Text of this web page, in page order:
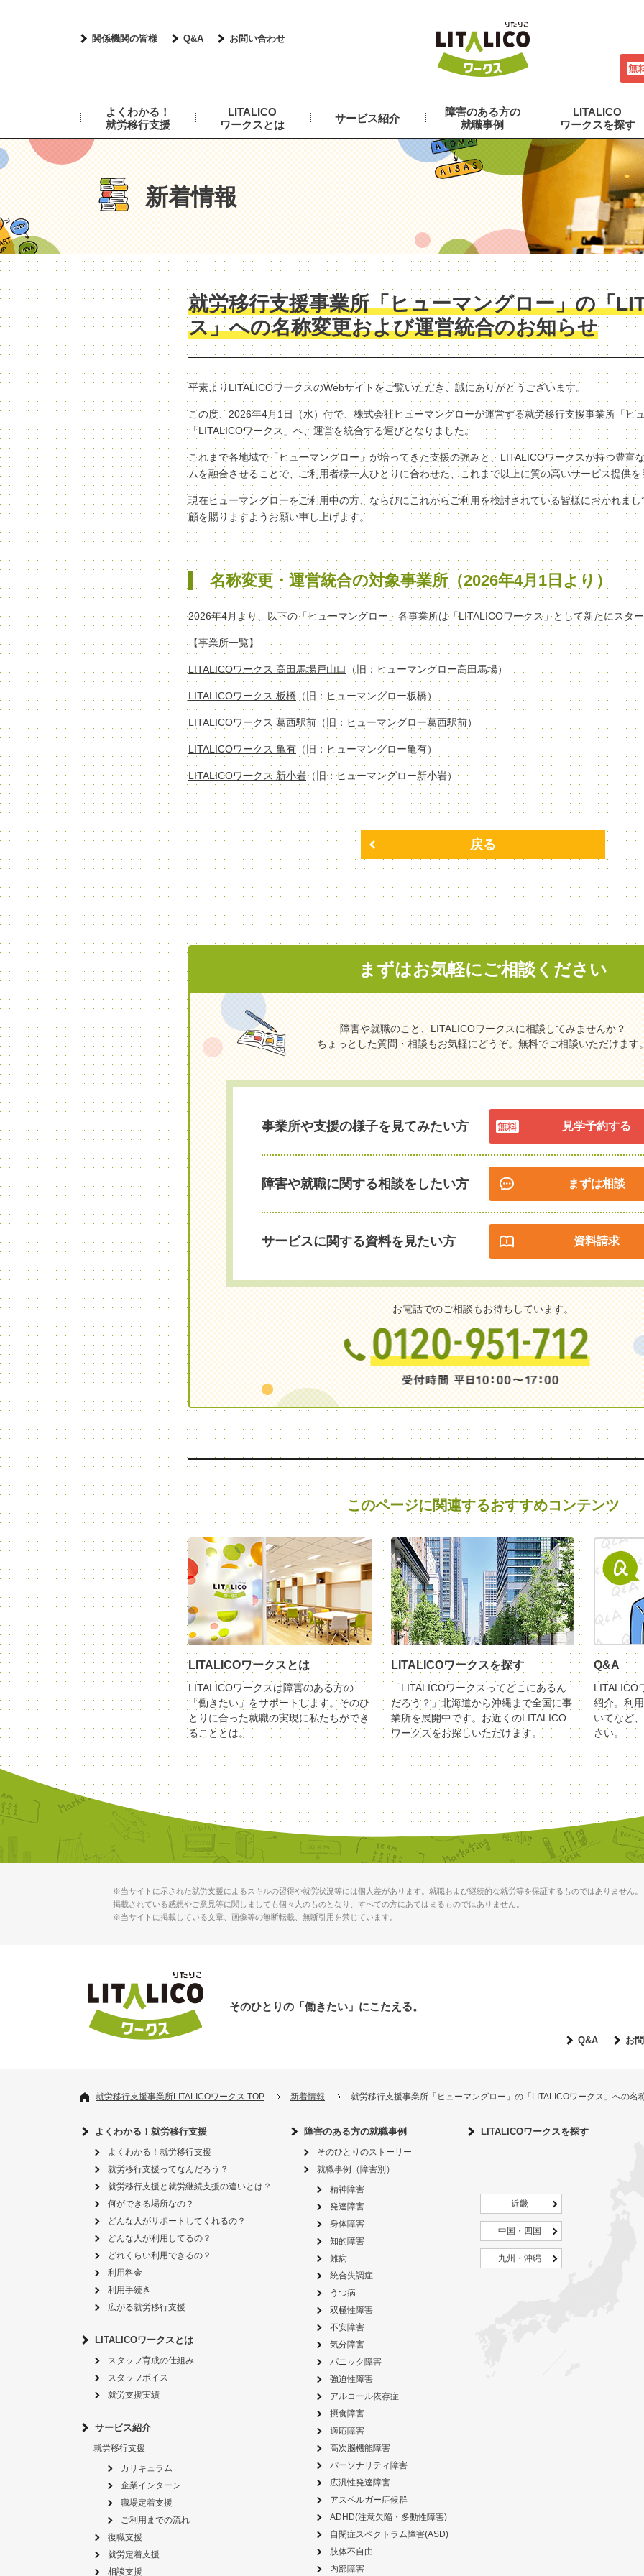
関係機関の皆様 Q&A お問い合わせ
よくわかる！
就労移行支援
LITALICO
ワークスとは
サービス紹介
障害のある方の
就職事例
LITALICO
ワークスを探す
新着情報
就労移行支援事業所「ヒューマングロー」の「
ス」への名称変更および運営統合のお知らせ
平素よりLITALICOワークスのWebサイトをご覧いただき、誠にありがとうございます。
この度、2026年4月1日（水）付で、株式会社ヒューマングローが運営する就労移行支援事業所「ヒ
「LITALICOワークス」へ、運営を統合する運びとなりました。
これまで各地域で「ヒューマングロー」が培ってきた支援の強みと、LITALICOワークスが持つ豊富
ムを融合させることで、ご利用者様一人ひとりに合わせた、これまで以上に質の高いサービス提供
現在ヒューマングローをご利用中の方、ならびにこれからご利用を検討されている皆様におかれま
顧を賜りますようお願い申し上げます。
名称変更・運営統合の対象事業所（2026年4月1日より）
2026年4月より、以下の「ヒューマングロー」各事業所は「LITALICOワークス」として新たにスタ
【事業所一覧】
LITALICOワークス 高田馬場戸山口 （旧：ヒューマングロー高田馬場）
LITALICOワークス 板橋 （旧：ヒューマングロー板橋）
LITALICOワークス 葛西駅前（旧：ヒューマングロー葛西駅前）
LITALICOワークス 亀有 （旧：ヒューマングロー亀有）
LITALICOワークス 新小岩（旧：ヒューマングロー新小岩）
戻る
まずはお気軽にご相談ください
障害や就職のこと、LITALICOワークスに相談してみませんか？
ちょっとした質問・相談もお気軽にどうぞ。無料でご相談いただけます
事業所や支援の様子を見てみたい方 見学予約する
障害や就職に関する相談をしたい方 まずは相談
サービスに関する資料を見たい方 資料請求
お電話でのご相談もお待ちしています。
このページに関連するおすすめコンテンツ
LITALICOワークスとは
LITALICOワークスは障害のある方の
「働きたい」をサポートします。そのひ
とりに合った就職の実現に私たちができ
ることとは。
LITALICOワークスを探す
「LITALICOワークスってどこにあるん
だろう？」北海道から沖縄まで全国に事
業所を展開中です。お近くのLITALICO
ワークスをお探しいただけます。
Q&A
LITALICO
紹介。利
いてなど
さい。
※当サイトに示された就労支援によるスキルの習得や就労状況等には個人差があります。就職および継続的な就労等を保証するものではありません。
掲載されている感想やご意見等に関しましても個々人のものとなり、すべての方にあてはまるものではありません。
※当サイトに掲載している文章、画像等の無断転載、無断引用を禁じています。
そのひとりの「働きたい」にこたえる。
Q&A お
就労移行支援事業所LITALICOワークス TOP 新着情報 就労移行支援事業所「ヒューマングロー」の「LITALICOワークス」への名
よくわかる！就労移行支援
よくわかる！就労移行支援
就労移行支援ってなんだろう？
就労移行支援と就労継続支援の違いとは？
何ができる場所なの？
どんな人がサポートしてくれるの？
どんな人が利用してるの？
どれくらい利用できるの？
利用料金
利用手続き
広がる就労移行支援
LITALICOワークスとは
スタッフ育成の仕組み
スタッフボイス
就労支援実績
サービス紹介
就労移行支援
カリキュラム
企業インターン
職場定着支援
ご利用までの流れ
復職支援
就労定着支援
相談支援
障害のある方の就職事例
そのひとりのストーリー
就職事例（障害別）
精神障害
発達障害
身体障害
知的障害
難病
統合失調症
うつ病
双極性障害
不安障害
気分障害
パニック障害
強迫性障害
アルコール依存症
摂食障害
適応障害
高次脳機能障害
パーソナリティ障害
広汎性発達障害
アスペルガー症候群
ADHD(注意欠陥・多動性障害)
自閉症スペクトラム障害(ASD)
肢体不自由
内部障害
LITALICOワークスを探す
近畿
中国・四国
九州・沖縄